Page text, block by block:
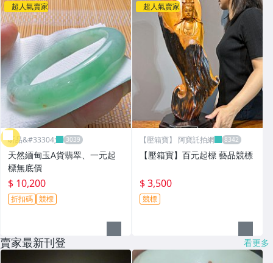
超人氣賣家
昕品&#33304;
天然緬甸玉A貨翡翠、一元起
標無底價
$ 10,200
折扣碼 競標
超人氣賣家
【壓箱寶】 阿寶託拍網
【壓箱寶】百元起標 藝品競標
$ 3,500
競標
賣家最新刊登 看更多